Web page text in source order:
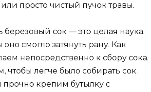
просто чистый пучок травы.
сок — это целая наука.
смогло затянуть рану. Как
непосредственно к сбору сока.
легче было собирать сок.
прочно крепим бутылку с